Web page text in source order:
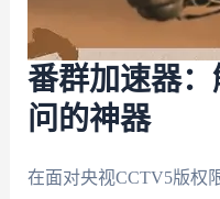
番群加速器
问的神器
在面对央视CCTV5版权